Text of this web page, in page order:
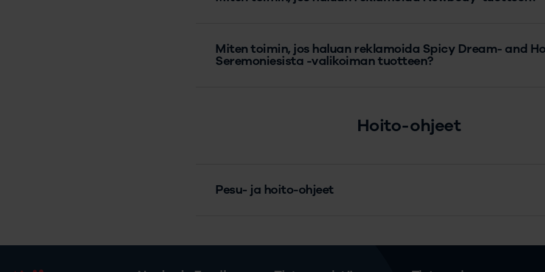
Miten toimin, jos haluan reklamoida Spicy Dream- and
Seremoniesista -valikoiman tuotteen?
Hoito-ohjeet
Pesu- ja hoito-ohjeet